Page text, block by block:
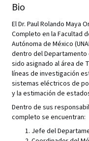
Bio
El Dr. Paul Rolando
Completo en la Facultad
Autónoma de México
dentro del Departamento
sido asignado al área de
líneas de investigación
sistemas eléctricos de
y la estimación de
Dentro de sus
completo se encuentran:
Jefe del